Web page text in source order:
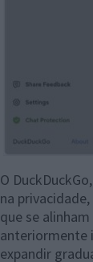
O
na
que se
anteriormente
expandir